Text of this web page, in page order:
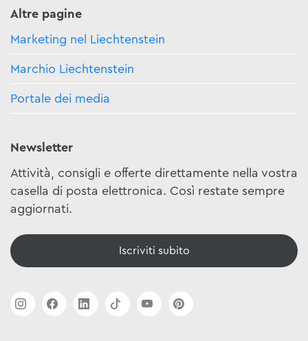
Altre pagine
Marketing nel Liechtenstein
Marchio Liechtenstein
Portale dei media
Newsletter
Attività, consigli e offerte direttamente nella vostra
casella di posta elettronica. Così restate sempre
aggiornati.
Iscriviti subito